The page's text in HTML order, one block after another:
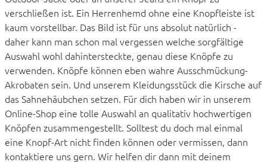
verschließen ist. Ein Herrenhemd ohne eine Knopfleiste ist
kaum vorstellbar. Das Bild ist für uns absolut natürlich -
daher kann man schon mal vergessen welche sorgfältige
Auswahl wohl dahintersteckte, genau diese Knöpfe zu
verwenden. Knöpfe können eben wahre Ausschmückung-
Akrobaten sein. Und unserem Kleidungsstück die Kirsche auf
das Sahnehäubchen setzen. Für dich haben wir in unserem
Online-Shop eine tolle Auswahl an qualitativ hochwertigen
Knöpfen zusammengestellt. Solltest du doch mal einmal
eine Knopf-Art nicht finden können oder vermissen, dann
kontaktiere uns gern. Wir helfen dir dann mit deinem